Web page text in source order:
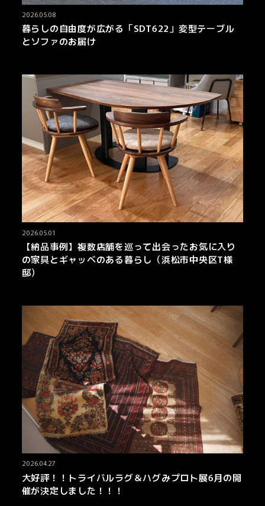
2026.05.08
暮らしの自由度が広がる「SDT622」変型テーブル
とソファのお届け
2026.05.01
【納品事例】複数店舗を巡って出会ったお気に入り
の家具とギャッベのある暮らし（浜松市中央区T様
邸）
2026.04.27
大好評！！トライバルラグ＆ハグみプロト展6月の開
催が決定しました！！！